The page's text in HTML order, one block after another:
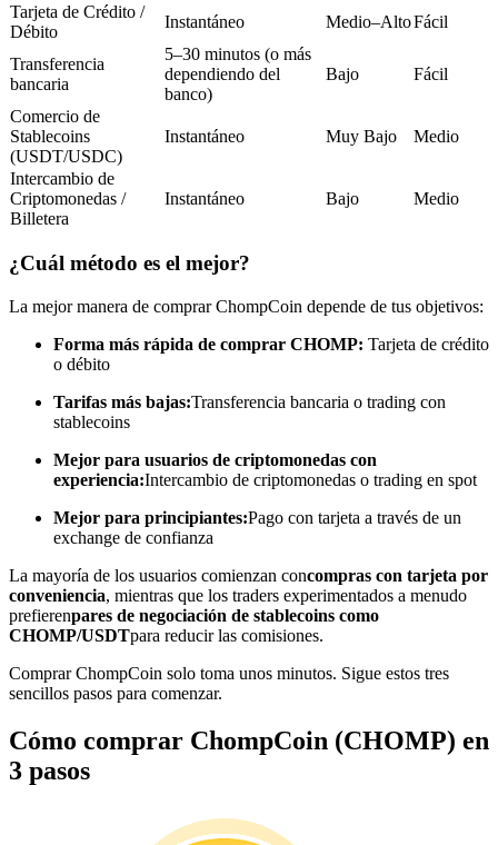
Copiar Trading
Únete a los mejores traders
Conviértete en un Trader de Copia
Información
Análisis de big data que incluye información comercial, etc.
Tarjeta de Crédito /
Débito
Instantáneo Medio–AltoFácil
Transferencia
bancaria
5–30 minutos (o más
dependiendo del
banco)
Bajo Fácil
Comercio de
Stablecoins
(USDT/USDC)
Instantáneo Muy Bajo Medio
Intercambio de
Criptomonedas /
Billetera
Instantáneo Bajo Medio
¿Cuál método es el mejor?
La mejor manera de comprar ChompCoin depende de tus objetivos:
Forma más rápida de comprar CHOMP: Tarjeta de crédito
o débito
Tarifas más bajas:Transferencia bancaria o trading con
stablecoins
Mejor para usuarios de criptomonedas con
experiencia:Intercambio de criptomonedas o trading en spot
Mejor para principiantes:Pago con tarjeta a través de un
exchange de confianza
La mayoría de los usuarios comienzan concompras con tarjeta por
conveniencia, mientras que los traders experimentados a menudo
prefierenpares de negociación de stablecoins como
CHOMP/USDTpara reducir las comisiones.
Comprar ChompCoin solo toma unos minutos. Sigue estos tres
sencillos pasos para comenzar.
Cómo comprar ChompCoin (CHOMP) en
3 pasos